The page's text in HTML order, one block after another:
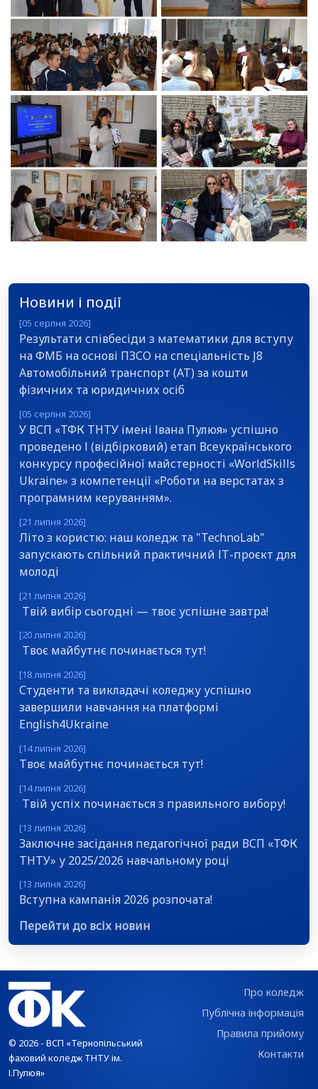
Новини і події
[05 серпня 2026]
Результати співбесіди з математики для вступу
на ФМБ на основі ПЗСО на спеціальність J8
Автомобільний транспорт (АТ) за кошти
фізичних та юридичних осіб
[05 серпня 2026]
У ВСП «ТФК ТНТУ імені Івана Пулюя» успішно
проведено І (відбірковий) етап Всеукраїнського
конкурсу професійної майстерності «WorldSkills
Ukraine» з компетенції «Роботи на верстатах з
програмним керуванням».
[21 липня 2026]
Літо з користю: наш коледж та "TechnoLab"
запускають спільний практичний ІТ-проєкт для
молоді
[21 липня 2026]
Твій вибір сьогодні — твоє успішне завтра!
[20 липня 2026]
Твоє майбутнє починається тут!
[18 липня 2026]
Студенти та викладачі коледжу успішно
завершили навчання на платформі
English4Ukraine
[14 липня 2026]
Твоє майбутнє починається тут!
[14 липня 2026]
Твій успіх починається з правильного вибору!
[13 липня 2026]
Заключне засідання педагогічної ради ВСП «ТФК
ТНТУ» у 2025/2026 навчальному році
[13 липня 2026]
Вступна кампанія 2026 розпочата!
Перейти до всіх новин
© 2026 - ВСП «Тернопільський
фаховий коледж ТНТУ ім.
І.Пулюя»
Про коледж
Публічна інформація
Правила прийому
Контакти